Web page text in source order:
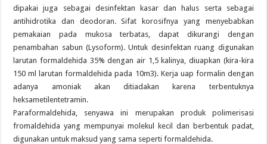
dipakai juga sebagai desinfektan kasar dan halus serta sebagai
antihidrotika dan deodoran. Sifat korosifnya yang menyebabkan
pemakaian pada mukosa terbatas, dapat dikurangi dengan
penambahan sabun (Lysoform). Untuk desinfektan ruang digunakan
larutan formaldehida 35% dengan air 1,5 kalinya, diuapkan (kira-kira
150 ml larutan formaldehida pada 10m3). Kerja uap formalin dengan
adanya amoniak akan ditiadakan karena terbentuknya
heksametilentetramin.
Paraformaldehida, senyawa ini merupakan produk polimerisasi
fromaldehida yang mempunyai molekul kecil dan berbentuk padat,
digunakan untuk maksud yang sama seperti formaldehida.